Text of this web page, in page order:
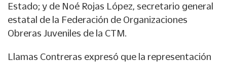
Estado; y de Noé Rojas López, secretario general
estatal de la Federación de Organizaciones
Obreras Juveniles de la CTM.
Llamas Contreras expresó que la representación